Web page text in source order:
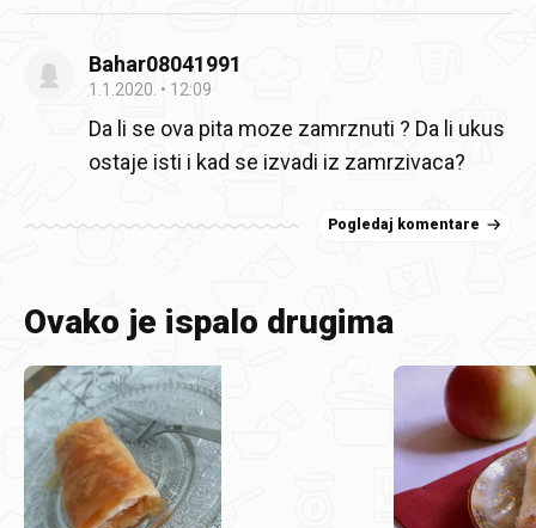
Bahar08041991
1.1.2020. 12:09
Da li se ova pita moze zamrznuti ? Da li ukus
ostaje isti i kad se izvadi iz zamrzivaca?
Pogledaj komentare
Ovako je ispalo drugima